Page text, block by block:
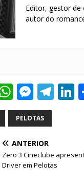
Editor, gestor
autor do
W
h
at
s
A
p
M
e
ss
e
n
g
T
el
ra
m
PELOTAS
ANTERIOR
Zero 3 Cineclube
Driver em Pelotas